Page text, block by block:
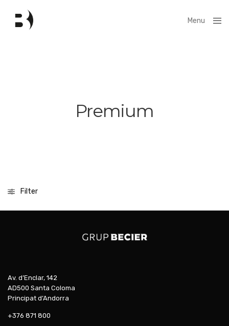
Menu
Premium
Filter
Av. d’Enclar, 142
AD500 Santa Coloma
Principat d’Andorra
+376 871 800